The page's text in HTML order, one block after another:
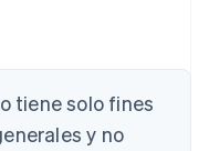
tiene solo fines
y no